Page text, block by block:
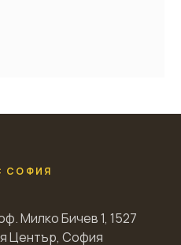
СОФИЯ
Милко Бичев 1, 1527
Център, София